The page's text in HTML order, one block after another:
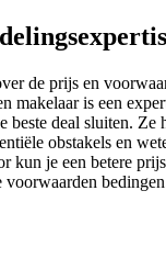
de prijs en
makelaar is een
beste deal sluiten. Ze
obstakels en
kun je een betere